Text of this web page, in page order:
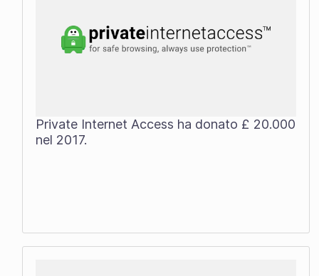
Private Internet Access ha donato £ 20.000
nel 2017.